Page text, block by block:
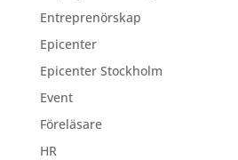
Entreprenörskap
Epicenter
Epicenter Stockholm
Event
Föreläsare
HR